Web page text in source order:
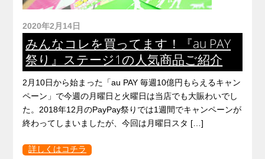
2020年2月14日
みんなコレを買ってます！『au PAY
祭り』ステージ1の人気商品ご紹介
2月10日から始まった「au PAY 毎週10億円もらえるキャン
ペーン」で今週の月曜日と火曜日は当店でも大賑わいでし
た。2018年12月のPayPay祭りでは1週間でキャンペーンが
終わってしまいましたが、今回は月曜日スタ […]
詳しくはコチラ